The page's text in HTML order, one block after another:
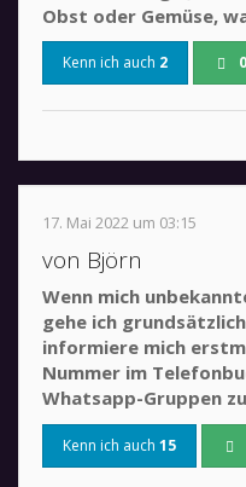
Obst oder Gemüse,
Kenn ich auch 2 0
17. Mai 2022 um 03:15
von Björn
Wenn mich
gehe ich
informiere mich
Nummer im
Whatsapp-Gruppen
Kenn ich auch 15